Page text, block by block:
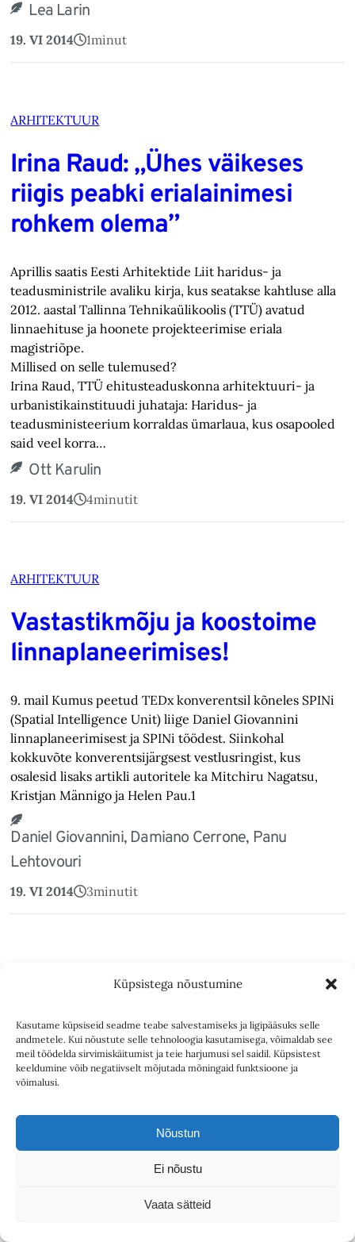
Küpsistega nõustumine
Kasutame küpsiseid seadme teabe salvestamiseks ja ligipääsuks selle
andmetele. Kui nõustute selle tehnoloogia kasutamisega, võimaldab see
meil töödelda sirvimiskäitumist ja teie harjumusi sel saidil. Küpsistest
keeldumine võib negatiivselt mõjutada mõningaid funktsioone ja
võimalusi.
Nõustun
Ei nõustu
Vaata sätteid
Lea Larin
19. VI 2014 1minut
ARHITEKTUUR
Irina Raud: „Ühes väikeses
riigis peabki erialainimesi
rohkem olema”
Aprillis saatis Eesti Arhitektide Liit haridus- ja
teadusministrile avaliku kirja, kus seatakse kahtluse alla
2012. aastal Tallinna Tehnikaülikoolis (TTÜ) avatud
linnaehituse ja hoonete projekteerimise eriala
magistriõpe.
Millised on selle tulemused?
Irina Raud, TTÜ ehitusteaduskonna arhitektuuri- ja
urbanistikainstituudi juhataja: Haridus- ja
teadusministeerium korraldas ümarlaua, kus osapooled
said veel korra…
Ott Karulin
19. VI 2014 4minutit
ARHITEKTUUR
Vastastikmõju ja koostoime
linnaplaneerimises!
9. mail Kumus peetud TEDx konverentsil kõneles SPINi
(Spatial Intelligence Unit) liige Daniel Giovannini
linnaplaneerimisest ja SPINi töödest. Siinkohal
kokkuvõte konverentsijärgsest vestlusringist, kus
osalesid lisaks artikli autoritele ka Mitchiru Nagatsu,
Kristjan Männigo ja Helen Pau.1
Daniel Giovannini, Damiano Cerrone, Panu
Lehtovouri
19. VI 2014 3minutit
Hoonete taaskasutus
Hollandi näitel
Hollandis sarnased. Paljuski on tegu loomeinimeste enda
algatustega, erainvesteeringul põhinevate projektidega.
Küll erinevad aga riigiti ajendid. Eestis on sageli
eesmärgiks eelkõige arhitektuuriväärtuse säilitamine,
puitarhitektuur) või konkreetse hoone või